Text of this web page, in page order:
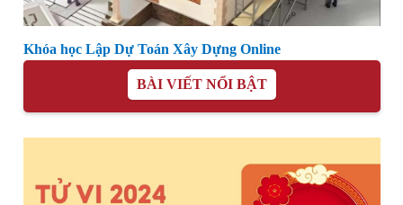
Khóa học Lập Dự Toán Xây Dựng Online
BÀI VIẾT NỔI BẬT